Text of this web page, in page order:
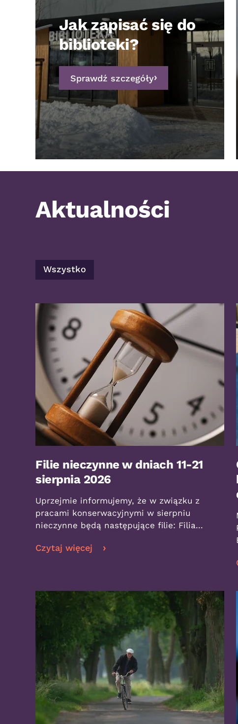
Jak zapisać się do
biblioteki?
Sprawdź szczegóły
Aktualności
Wszystko
Filie nieczynne w dniach 11-21
sierpnia 2026
Uprzejmie informujemy, że w związku z
pracami konserwacyjnymi w sierpniu
nieczynne będą następujące filie: Filia...
Czytaj więcej